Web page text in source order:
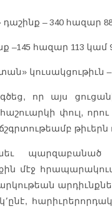
– 340 հազար
–145 հազար 113 կամ
կուսակցութիւն –
որ այս
փուլ,
թիւերն
մէջ